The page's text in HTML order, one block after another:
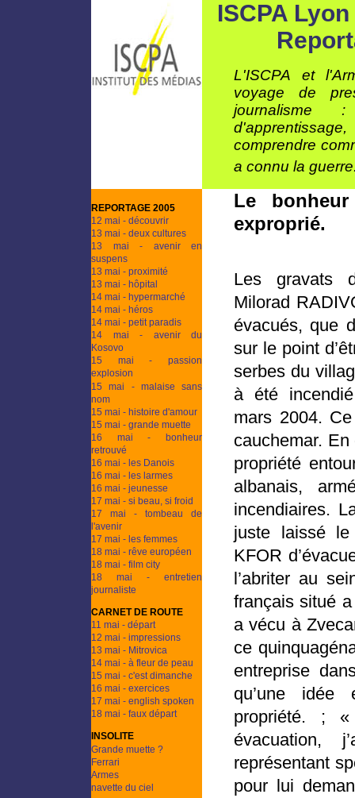
ISCPA
L'ISCPA et
voyage de
journalisme
comprendre
a connu la
REPORTAGE 2005
12 mai - découvrir
13 mai - deux cultures
13 mai - avenir en
suspens
13 mai - proximité
13 mai - hôpital
14 mai - hypermarché
14 mai - héros
14 mai - petit paradis
14 mai - avenir du
Kosovo
15 mai - passion
explosion
15 mai - malaise sans
nom
15 mai - histoire d'amour
15 mai - grande muette
16 mai - bonheur
retrouvé
16 mai - les Danois
16 mai - les larmes
16 mai - jeunesse
17 mai - si beau, si froid
17 mai - tombeau de
l'avenir
17 mai - les femmes
18 mai - rêve européen
18 mai - film city
18 mai - entretien
journaliste
CARNET DE ROUTE
11 mai - départ
12 mai - impressions
13 mai - Mitrovica
14 mai - à fleur de peau
15 mai - c'est dimanche
16 mai - exercices
17 mai - english spoken
18 mai - faux départ
INSOLITE
Grande muette ?
Ferrari
Armes
navette du ciel
Le
exproprié.
Les gravats
Milorad
évacués, que
sur le point
serbes du
à été
mars 2004.
cauchemar.
propriété
albanais,
incendiaires.
juste laissé
KFOR
l’abriter au
français situé
a vécu à
ce
entreprise
qu’une
propriété. ;
évacuation,
représentant
pour lui